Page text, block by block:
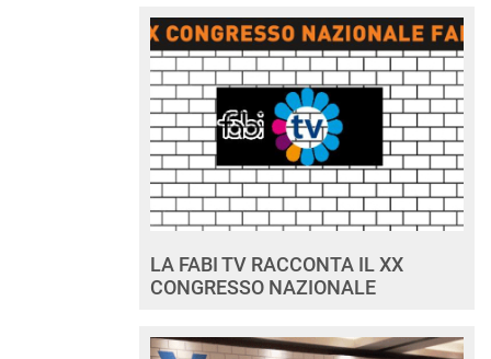
LA FABI TV RACCONTA IL XX
CONGRESSO NAZIONALE